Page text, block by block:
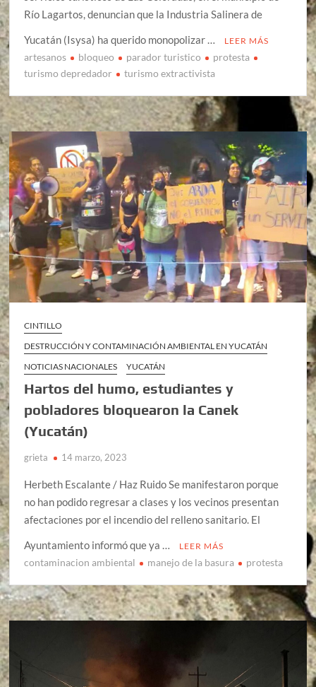
Río Lagartos, denuncian que la Industria Salinera de
Yucatán (Isysa) ha querido monopolizar …
LEER MÁS
artesanos bloqueo parador turistico
protesta
turismo depredador
turismo extractivista
CINTILLO
DESTRUCCIÓN Y CONTAMINACIÓN AMBIENTAL EN YUCATÁN
NOTICIAS NACIONALES
YUCATÁN
Hartos del humo, estudiantes y
pobladores bloquearon la Canek
(Yucatán)
grieta 14 marzo, 2023
Herbeth Escalante / Haz Ruido Se manifestaron porque
no han podido regresar a clases y los vecinos presentan
afectaciones por el incendio del relleno sanitario. El
Ayuntamiento informó que ya …
LEER MÁS
contaminacion ambiental manejo de la basura protesta